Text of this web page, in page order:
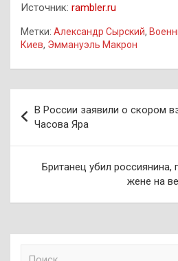
Источник: rambler.ru
Метки: Александр Сырский,
Киев, Эммануэль Макрон
по
записям
В России заявили о скором
Часова Яра
Британец убил россиянина,
жене на